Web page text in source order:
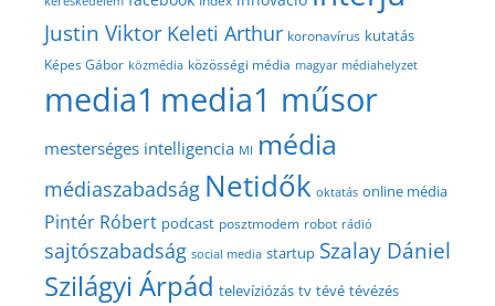
Justin Viktor Keleti Arthur koronavírus kutatás
Képes Gábor közmédia közösségi média magyar médiahelyzet
media1 media1 műsor
mesterséges intelligencia MI média
médiaszabadság Netidők oktatás online média
Pintér Róbert podcast posztmodem robot rádió
sajtószabadság social media startup Szalay Dániel
Szilágyi Árpád televíziózás tv tévé tévézés